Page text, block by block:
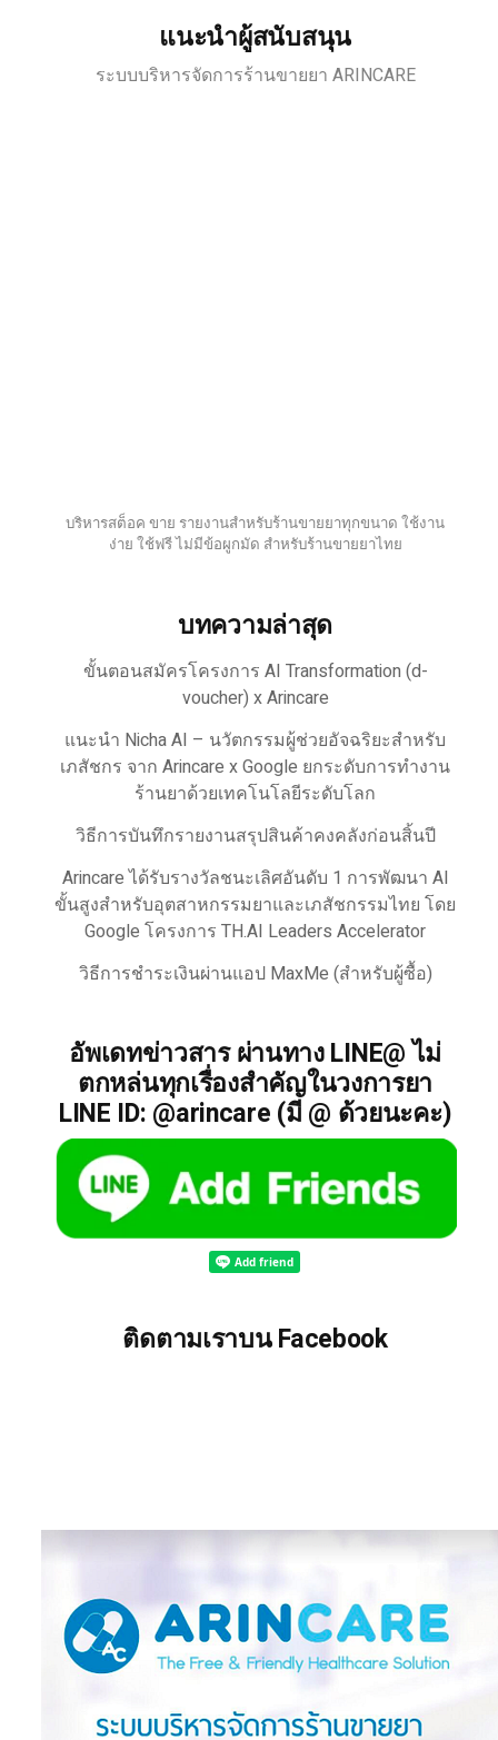
แนะนำผู้สนับสนุน
ระบบบริหารจัดการร้านขายยา ARINCARE
บริหารสต็อค ขาย รายงานสำหรับร้านขายยาทุกขนาด ใช้งาน
ง่าย ใช้ฟรี ไม่มีข้อผูกมัด สำหรับร้านขายยาไทย
บทความล่าสุด
ขั้นตอนสมัครโครงการ AI Transformation (d-
voucher) x Arincare
แนะนำ Nicha AI – นวัตกรรมผู้ช่วยอัจฉริยะสำหรับ
เภสัชกร จาก Arincare x Google ยกระดับการทำงาน
ร้านยาด้วยเทคโนโลยีระดับโลก
วิธีการบันทึกรายงานสรุปสินค้าคงคลังก่อนสิ้นปี
Arincare ได้รับรางวัลชนะเลิศอันดับ 1 การพัฒนา AI
ขั้นสูงสำหรับอุตสาหกรรมยาและเภสัชกรรมไทย โดย
Google โครงการ TH.AI Leaders Accelerator
วิธีการชำระเงินผ่านแอป MaxMe (สำหรับผู้ซื้อ)
อัพเดทข่าวสาร ผ่านทาง LINE@ ไม่
ตกหล่นทุกเรื่องสำคัญในวงการยา
LINE ID: @arincare (มี @ ด้วยนะคะ)
ติดตามเราบน Facebook